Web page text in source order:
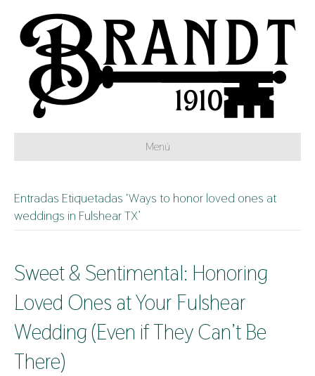
Menú
Entradas Etiquetadas ‘Ways to honor loved ones at
weddings in Fulshear TX’
Sweet & Sentimental: Honoring
Loved Ones at Your Fulshear
Wedding (Even if They Can’t Be
There)